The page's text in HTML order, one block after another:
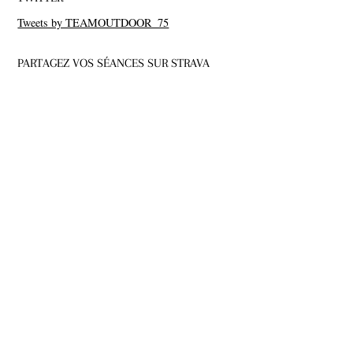
Tweets by TEAMOUTDOOR_75
PARTAGEZ VOS SÉANCES SUR STRAVA